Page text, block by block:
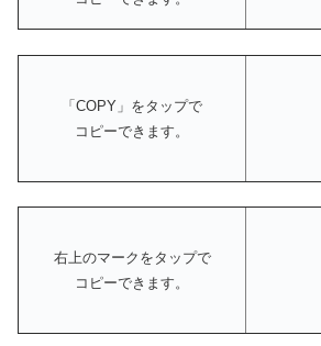
「COPY」をタップで
コピーできます。
右上のマークをタップで
コピーできます。